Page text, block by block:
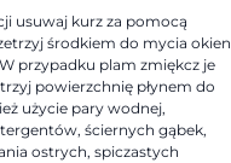
usuwaj kurz za pomocą
środkiem do mycia okien
przypadku plam zmiękcz je
powierzchnię płynem do
użycie pary wodnej,
ściernych gąbek,
ostrych, spiczastych